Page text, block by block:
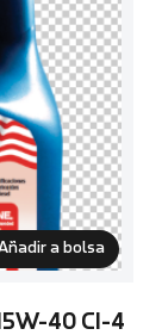
a bolsa
40 CI-4